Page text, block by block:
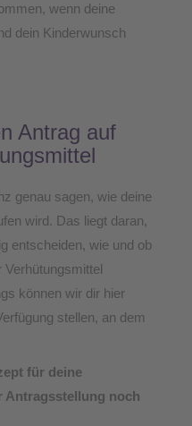
wenn deine
dein Kinderwunsch
Antrag auf
genau sagen, wie deine
wird. Das liegt daran,
entscheiden, wie und ob
können wir dir hier
stellen, an dem
für deine
Antragsstellung noch